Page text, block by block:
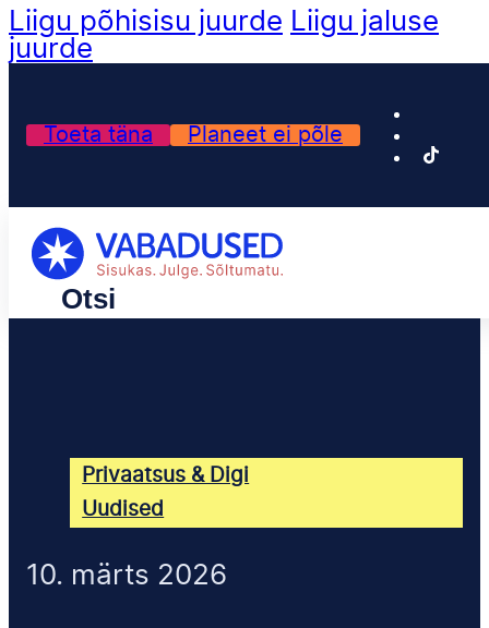
Liigu põhisisu juurde Liigu jaluse
juurde
Toeta täna Planeet ei põle
Privaatsus & Digi
Uudised
10. märts 2026